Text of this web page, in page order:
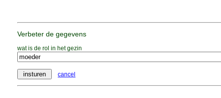
Verbeter de gegevens
wat is de rol in het gezin
cancel